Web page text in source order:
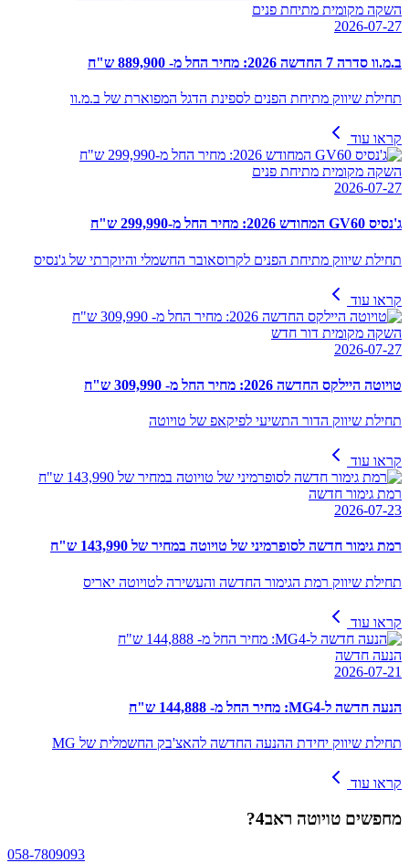
השקה מקומית מתיחת פנים
2026-07-27
ב.מ.וו סדרה 7 החדשה 2026: מחיר החל מ- 889,900 ש"ח
תחילת שיווק מתיחת הפנים לספינת הדגל המפוארת של ב.מ.וו
קראו עוד
השקה מקומית מתיחת פנים
2026-07-27
ג'נסיס GV60 המחודש 2026: מחיר החל מ-299,990 ש"ח
תחילת שיווק מתיחת הפנים לקרוסאובר החשמלי והיוקרתי של ג'נסיס
קראו עוד
השקה מקומית דור חדש
2026-07-27
טויוטה היילקס החדשה 2026: מחיר החל מ- 309,990 ש"ח
תחילת שיווק הדור התשיעי לפיקאפ של טויוטה
קראו עוד
רמת גימור חדשה
2026-07-23
רמת גימור חדשה לסופרמיני של טויוטה במחיר של 143,990 ש"ח
תחילת שיווק רמת הגימור החדשה והעשירה לטויוטה יאריס
קראו עוד
הנעה חדשה
2026-07-21
הנעה חדשה ל-MG4: מחיר החל מ- 144,888 ש"ח
תחילת שיווק יחידת ההנעה החדשה להאצ'בק החשמלית של MG
קראו עוד
מחפשים טויוטה ראב4 ?
058-7809093